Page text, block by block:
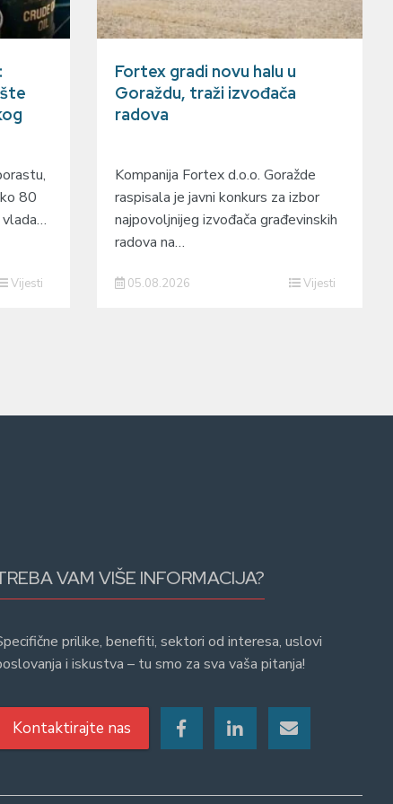
80
vlada…
Vijesti
Fortex gradi novu halu u
Goraždu, traži izvođača
radova
Kompanija Fortex d.o.o. Goražde
raspisala je javni konkurs za izbor
najpovoljnijeg izvođača građevinskih
radova na…
05.08.2026 Vijesti
VAM VIŠE INFORMACIJA?
prilike, benefiti, sektori od interesa, uslovi
i iskustva – tu smo za sva vaša pitanja!
Kontaktirajte nas